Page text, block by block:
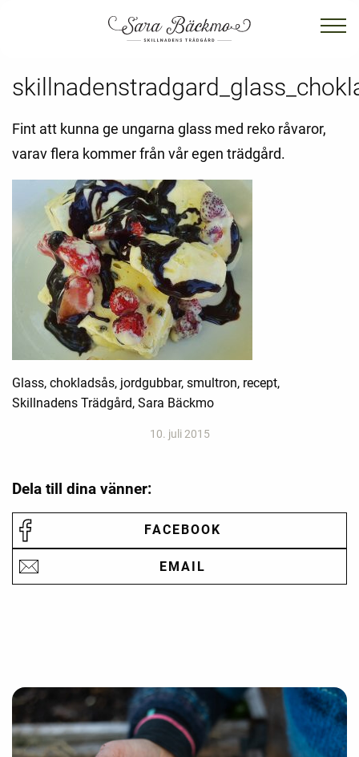
Fint att kunna ge ungarna glass med reko råvaror,
varav flera kommer från vår egen trädgård.
Glass, chokladsås, jordgubbar, smultron, recept,
Skillnadens Trädgård, Sara Bäckmo
10. juli 2015
Dela till dina vänner:
FACEBOOK
EMAIL